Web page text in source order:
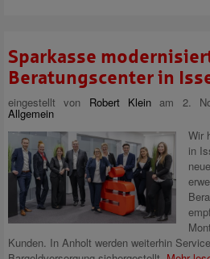
Sparkasse
Beratungscenter in
eingestellt von Robert Klein am 2.
Allgemein
Wir
in
Kunden. In Anholt werden weiterhin